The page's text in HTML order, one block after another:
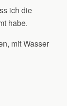
ich die
habe.
mit Wasser